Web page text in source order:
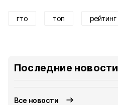
гто топ рейтинг
Последние новости
Все новости